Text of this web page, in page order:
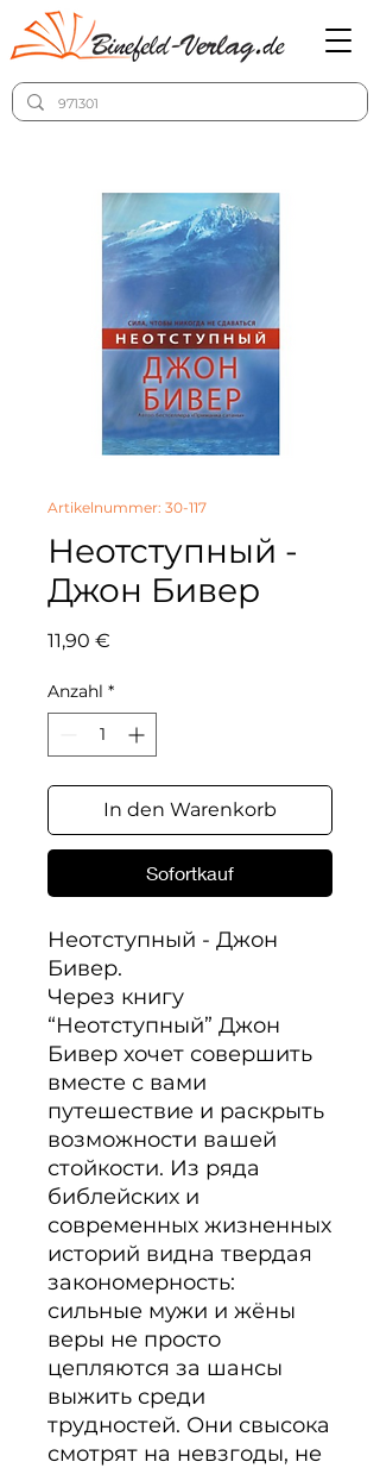
Artikelnummer: 30-117
Неотступный -
Джон Бивер
11,90 €
Anzahl *
In den Warenkorb
Sofortkauf
Неотступный - Джон
Бивер.
Через книгу
“Неотступный” Джон
Бивер хочет совершить
вместе с вами
путешествие и раскрыть
возможности вашей
стойкости. Из ряда
библейских и
современных жизненных
историй видна твердая
закономерность:
сильные мужи и жёны
веры не просто
цепляются за шансы
выжить среди
трудностей. Они свысока
смотрят на невзгоды, не